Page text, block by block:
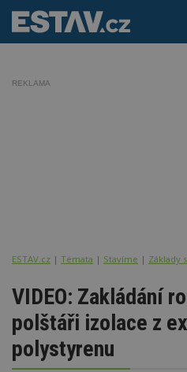
REKLAMA
ESTAV.cz Témata Stavíme Základy
VIDEO: Zakládání
polštáři izolace z
polystyrenu